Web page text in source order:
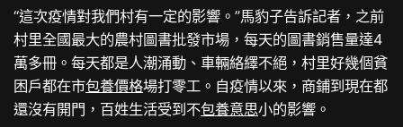
“這次疫情對我們村有一定的影響。”馬豹子告訴記者，之前
村里全國最大的農村圖書批發市場，每天的圖書銷售量達4
萬多冊。每天都是人潮涌動、車輛絡繹不絕，村里好幾個貧
困戶都在市包養價格場打零工。自疫情以來，商鋪到現在都
還沒有開門，百姓生活受到不包養意思小的影響。